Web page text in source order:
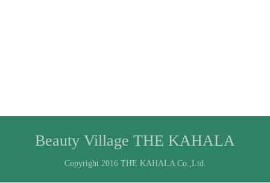
Beauty Village THE KAHALA
Copyright 2016 THE KAHALA Co.,Ltd.